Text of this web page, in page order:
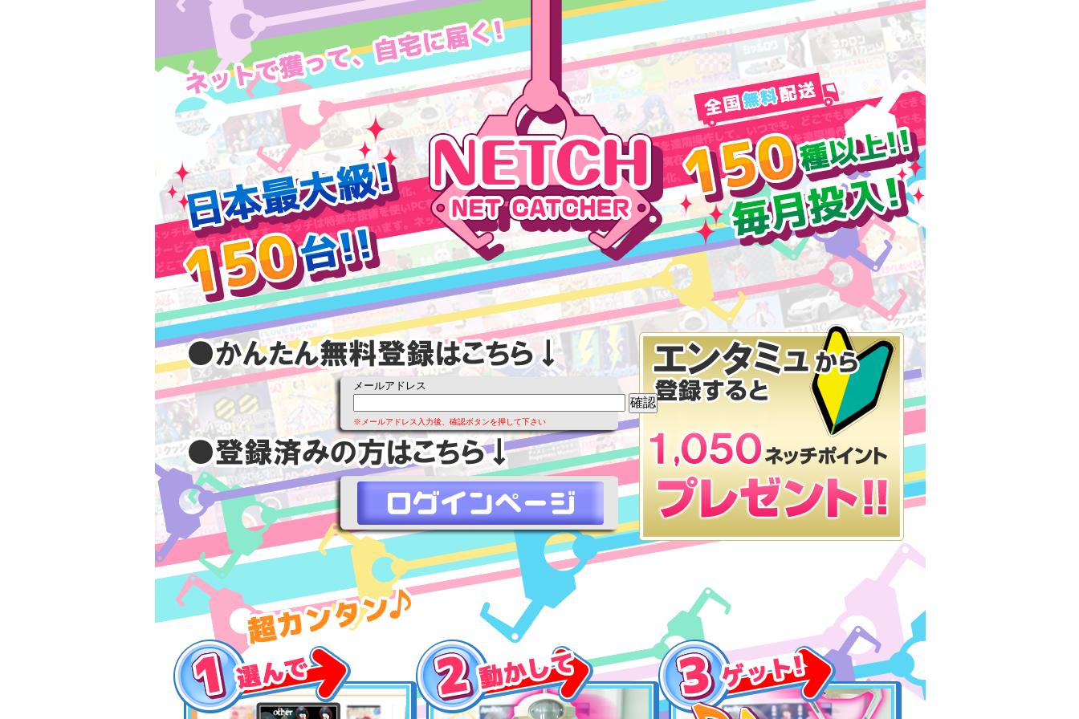
メールアドレス
※メールアドレス入力後、確認ボタンを押して下さい